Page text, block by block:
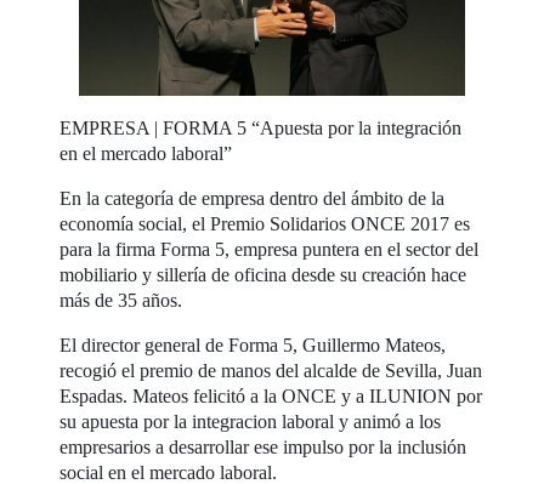
EMPRESA | FORMA 5 “Apuesta por la integración
en el mercado laboral”
En la categoría de empresa dentro del ámbito de la
economía social, el Premio Solidarios ONCE 2017 es
para la firma Forma 5, empresa puntera en el sector del
mobiliario y sillería de oficina desde su creación hace
más de 35 años.
El director general de Forma 5, Guillermo Mateos,
recogió el premio de manos del alcalde de Sevilla, Juan
Espadas. Mateos felicitó a la ONCE y a ILUNION por
su apuesta por la integracion laboral y animó a los
empresarios a desarrollar ese impulso por la inclusión
social en el mercado laboral.